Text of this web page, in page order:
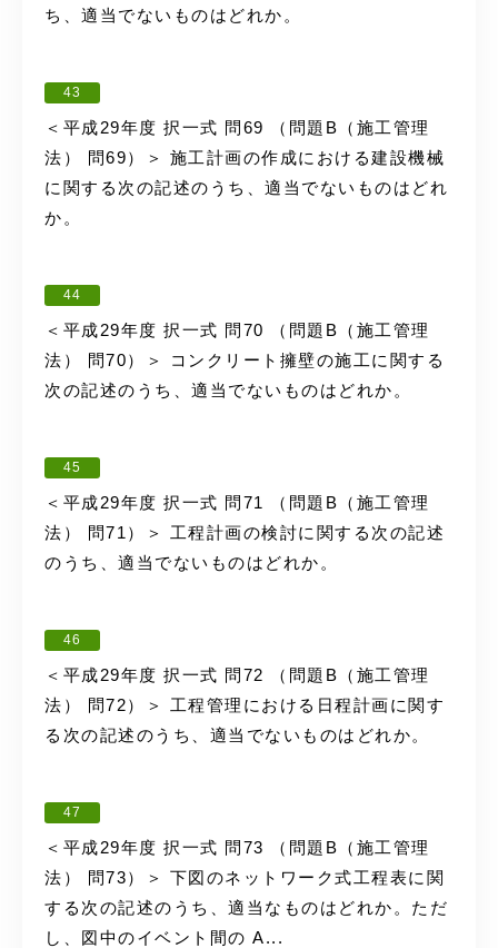
ち、適当でないものはどれか。
43
＜平成29年度 択一式 問69 （問題B（施工管理
法） 問69）＞ 施工計画の作成における建設機械
に関する次の記述のうち、適当でないものはどれ
か。
44
＜平成29年度 択一式 問70 （問題B（施工管理
法） 問70）＞ コンクリート擁壁の施工に関する
次の記述のうち、適当でないものはどれか。
45
＜平成29年度 択一式 問71 （問題B（施工管理
法） 問71）＞ 工程計画の検討に関する次の記述
のうち、適当でないものはどれか。
46
＜平成29年度 択一式 問72 （問題B（施工管理
法） 問72）＞ 工程管理における日程計画に関す
る次の記述のうち、適当でないものはどれか。
47
＜平成29年度 択一式 問73 （問題B（施工管理
法） 問73）＞ 下図のネットワーク式工程表に関
する次の記述のうち、適当なものはどれか。ただ
し、図中のイベント間の A...